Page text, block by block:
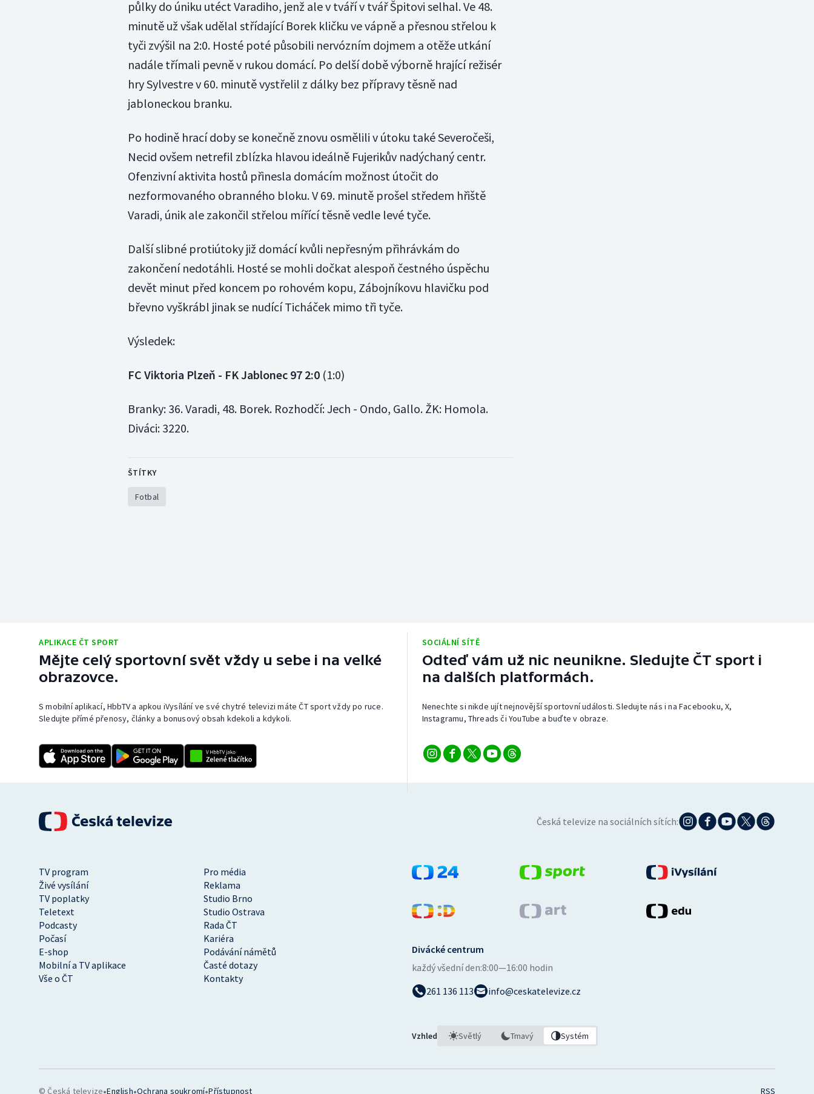
půlky do úniku utéct Varadiho, jenž ale v tváří v tvář Špitovi selhal. Ve 48.
minutě už však udělal střídající Borek kličku ve vápně a přesnou střelou k
tyči zvýšil na 2:0. Hosté poté působili nervózním dojmem a otěže utkání
nadále třímali pevně v rukou domácí. Po delší době výborně hrající režisér
hry Sylvestre v 60. minutě vystřelil z dálky bez přípravy těsně nad
jabloneckou branku.
Po hodině hrací doby se konečně znovu osmělili v útoku také Severočeši,
Necid ovšem netrefil zblízka hlavou ideálně Fujerikův nadýchaný centr.
Ofenzivní aktivita hostů přinesla domácím možnost útočit do
nezformovaného obranného bloku. V 69. minutě prošel středem hřiště
Varadi, únik ale zakončil střelou mířící těsně vedle levé tyče.
Další slibné protiútoky již domácí kvůli nepřesným přihrávkám do
zakončení nedotáhli. Hosté se mohli dočkat alespoň čestného úspěchu
devět minut před koncem po rohovém kopu, Zábojníkovu hlavičku pod
břevno vyškrábl jinak se nudící Ticháček mimo tři tyče.
Výsledek:
FC Viktoria Plzeň - FK Jablonec 97 2:0(1:0)
Branky: 36. Varadi, 48. Borek. Rozhodčí: Jech - Ondo, Gallo. ŽK: Homola.
Diváci: 3220.
ŠTÍTKY
Fotbal
APLIKACE ČT SPORT
Mějte celý sportovní svět vždy u sebe i na velké
obrazovce.
S mobilní aplikací, HbbTV a apkou iVysílání ve své chytré televizi máte ČT sport vždy po ruce.
Sledujte přímé přenosy, články a bonusový obsah kdekoli a kdykoli.
SOCIÁLNÍ SÍTĚ
Odteď vám už nic neunikne. Sledujte ČT sport i
na dalších platformách.
Nenechte si nikde ujít nejnovější sportovní události. Sledujte nás i na Facebooku, X,
Instagramu, Threads či YouTube a buďte v obraze.
Česká televize na sociálních sítích:
TV program
Pro média
Živé vysílání
Reklama
TV poplatky
Studio Brno
Teletext
Studio Ostrava
Podcasty
Rada ČT
Počasí
Kariéra
E-shop
Podávání námětů
Mobilní a TV aplikace
Časté dotazy
Vše o ČT
Kontakty
Divácké centrum
každý všední den:8:00—16:00 hodin
261 136 113
info@ceskatelevize.cz
Vzhled Světlý Tmavý Systém
© Česká televize•English•Ochrana soukromí•Přístupnost RSS